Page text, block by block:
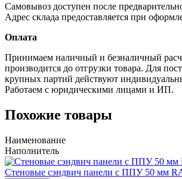
Самовывоз доступен после
Адрес склада предоставляется при
Оплата
Принимаем наличный и безналичный
производится до отгрузки товара. Для
крупных партий действуют
Работаем с юридическими лицами и ИП.
Похожие товары
Наименование
Наполнитель
Стеновые сэндвич панели с ППУ 50 мм